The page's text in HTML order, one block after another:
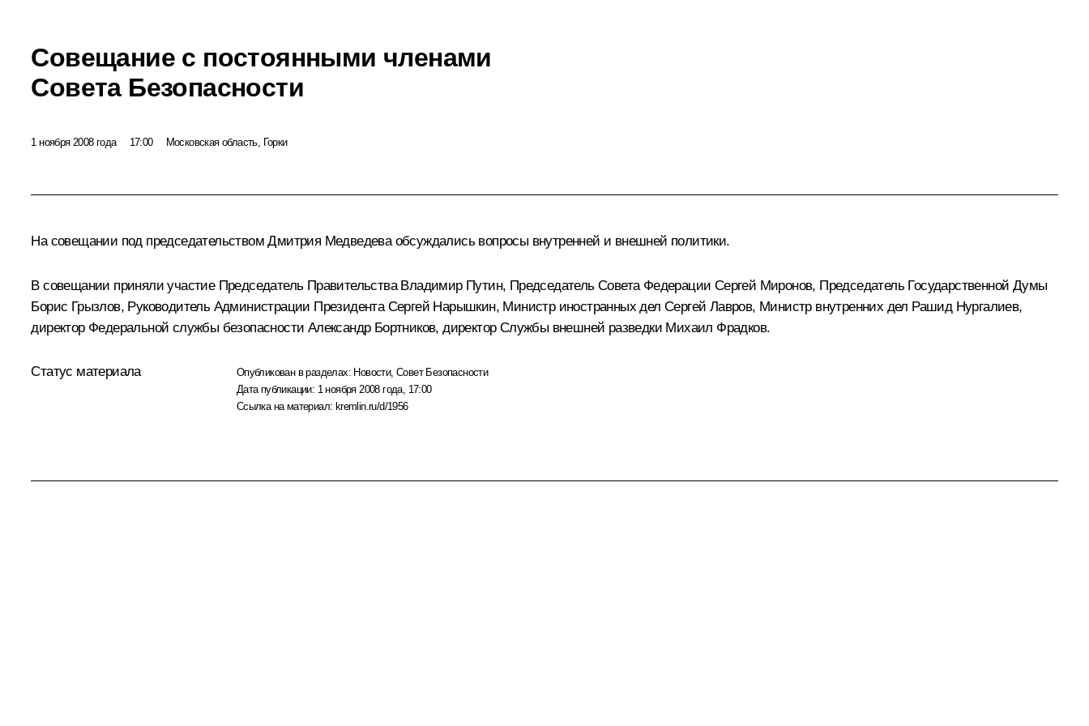
Совещание с постоянными членами
Совета Безопасности
1 ноября 2008 года 17:00 Московская область, Горки
На совещании под председательством Дмитрия Медведева обсуждались вопросы внутренней и внешней политики.
В совещании приняли участие Председатель Правительства Владимир Путин, Председатель Совета Федерации Сергей Миронов, Председатель Государственной Думы
Борис Грызлов, Руководитель Администрации Президента Сергей Нарышкин, Министр иностранных дел Сергей Лавров, Министр внутренних дел Рашид Нургалиев,
директор Федеральной службы безопасности Александр Бортников, директор Службы внешней разведки Михаил Фрадков.
Статус материала Опубликован в разделах: Новости,Совет Безопасности
Дата публикации: 1 ноября 2008 года, 17:00
Ссылка на материал: kremlin.ru/d/1956